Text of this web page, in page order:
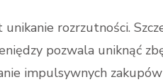
rozrzutności.
pozwala uniknąć
impulsywnych